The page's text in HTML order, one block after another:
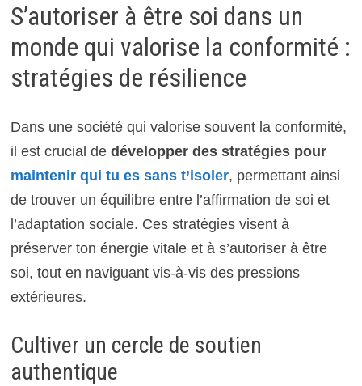
S’autoriser à être soi dans un
monde qui valorise la conformité :
stratégies de résilience
Dans une société qui valorise souvent la conformité,
il est crucial de développer des stratégies pour
maintenir qui tu es sans t’isoler, permettant ainsi
de trouver un équilibre entre l’affirmation de soi et
l’adaptation sociale. Ces stratégies visent à
préserver ton énergie vitale et à s’autoriser à être
soi, tout en naviguant vis-à-vis des pressions
extérieures.
Cultiver un cercle de soutien
authentique